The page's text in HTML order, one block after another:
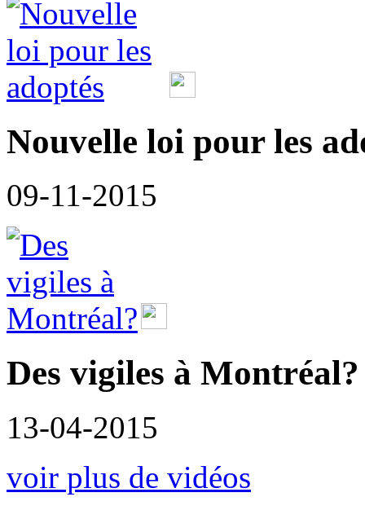
Nouvelle loi pour les
09-11-2015
Des vigiles à Montréal?
13-04-2015
voir plus de vidéos